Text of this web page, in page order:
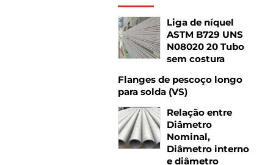
Liga de níquel
ASTM B729 UNS
N08020 20 Tubo
sem costura
Flanges de pescoço longo
para solda (VS)
Relação entre
Diâmetro
Nominal,
Diâmetro interno
e diâmetro